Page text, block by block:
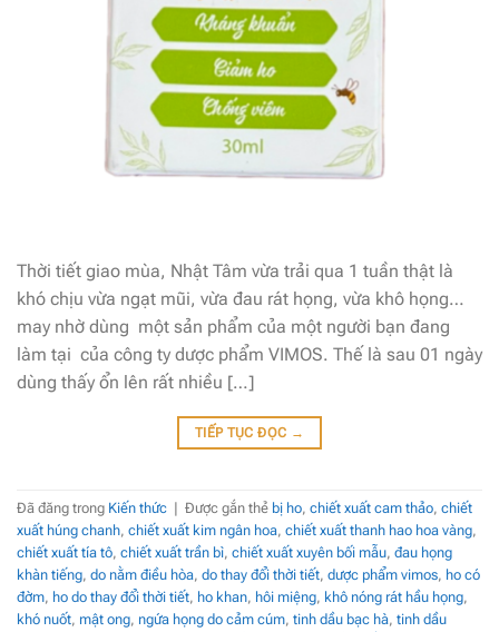
Thời tiết giao mùa, Nhật Tâm vừa trải qua 1 tuần thật là
khó chịu vừa ngạt mũi, vừa đau rát họng, vừa khô họng…
may nhờ dùng một sản phẩm của một người bạn đang
làm tại của công ty dược phẩm VIMOS. Thế là sau 01 ngày
dùng thấy ổn lên rất nhiều […]
TIẾP TỤC ĐỌC →
Đã đăng trong Kiến thức Được gắn thẻ bị ho, chiết xuất cam thảo, chiết
xuất húng chanh, chiết xuất kim ngân hoa, chiết xuất thanh hao hoa vàng,
chiết xuất tía tô, chiết xuất trần bì, chiết xuất xuyên bối mẫu, đau họng
khàn tiếng, do nằm điều hòa, do thay đổi thời tiết, dược phẩm vimos, ho có
đờm, ho do thay đổi thời tiết, ho khan, hôi miệng, khô nóng rát hầu họng,
khó nuốt, mật ong, ngứa họng do cảm cúm, tinh dầu bạc hà, tinh dầu